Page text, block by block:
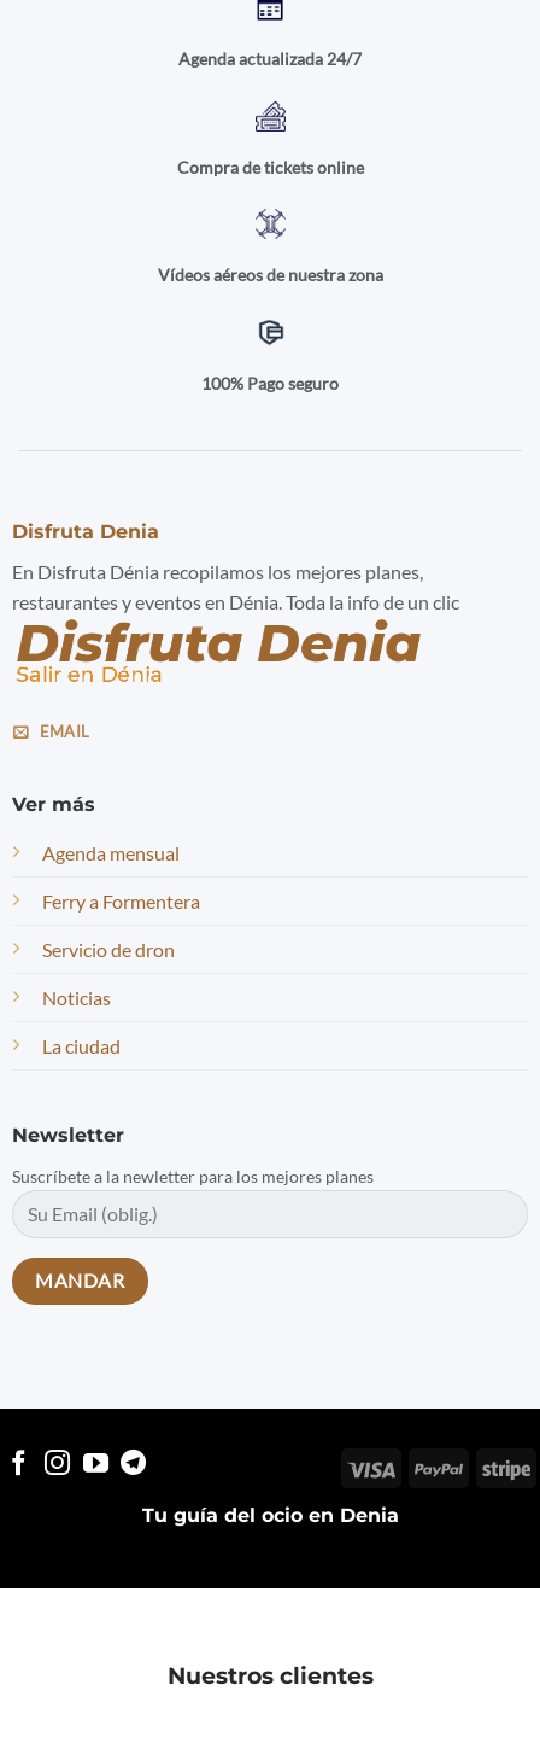
Agenda actualizada 24/7
Compra de tickets online
Vídeos aéreos de nuestra zona
100% Pago seguro
Disfruta Denia
En Disfruta Dénia recopilamos los mejores planes,
restaurantes y eventos en Dénia. Toda la info de un clic
EMAIL
Ver más
Agenda mensual
Ferry a Formentera
Servicio de dron
Noticias
La ciudad
Newsletter
Suscríbete a la newletter para los mejores planes
Tu guía del ocio en Denia
Visa PayPal
Nuestros clientes